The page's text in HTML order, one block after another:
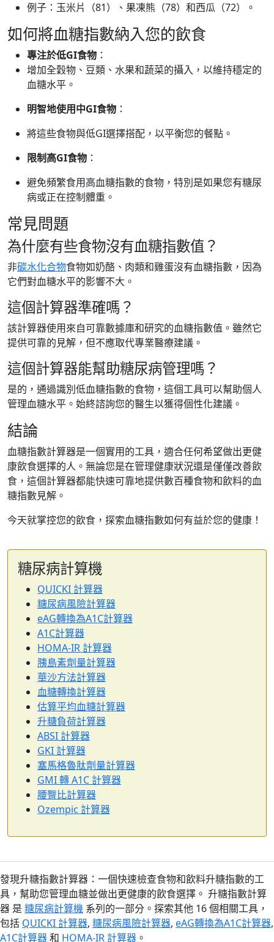
例子：玉米片（81）、果凍熊（78）和西瓜（72）。
如何將血糖指數納入您的飲食
專注於低GI食物 ：
增加全穀物、豆類、水果和蔬菜的攝入，以維持穩定的
血糖水平。
明智地使用中GI食物 ：
將這些食物與低GI選擇搭配，以平衡您的餐點。
限制高GI食物 ：
避免頻繁食用高血糖指數的食物，特別是如果您有糖尿
病或正在控制體重。
常見問題
為什麼有些食物沒有血糖指數值？
非碳水化合物食物如奶酪、肉類和雞蛋沒有血糖指數，因為
它們對血糖水平的影響不大。
這個計算器準確嗎？
該計算器使用來自可靠數據庫和研究的血糖指數值。雖然它
提供可靠的見解，但不應取代專業醫療建議。
這個計算器能幫助糖尿病管理嗎？
是的，通過識別低血糖指數的食物，這個工具可以幫助個人
管理血糖水平。始終諮詢您的醫生以獲得個性化建議。
結論
血糖指數計算器是一個實用的工具，適合任何希望做出更健
康飲食選擇的人。無論您是在管理健康狀況還是僅僅改善飲
食，這個計算器都能快速可靠地提供數百種食物和飲料的血
糖指數見解。
今天就掌控您的飲食，探索血糖指數如何有益於您的健康！
糖尿病計算機
QUICKI 計算器
糖尿病風險計算器
eAG轉換為A1C計算器
A1C計算器
HOMA-IR 計算器
胰島素劑量計算器
華沙方法計算器
血糖轉換計算器
估算平均血糖計算器
升糖負荷計算器
ABSI 計算器
GKI 計算器
塞馬格魯肽劑量計算器
GMI 轉 A1C 計算器
腰臀比計算器
Ozempic 計算器
發現升糖指數計算器：一個快速檢查食物和飲料升糖指數的工
具，幫助您管理血糖並做出更健康的飲食選擇。 升糖指數計算
器 是 糖尿病計算機 系列的一部分。探索其他 16 個相關工具，
包括 QUICKI 計算器, 糖尿病風險計算器, eAG轉換為A1C計算器,
A1C計算器和 HOMA-IR 計算器 。